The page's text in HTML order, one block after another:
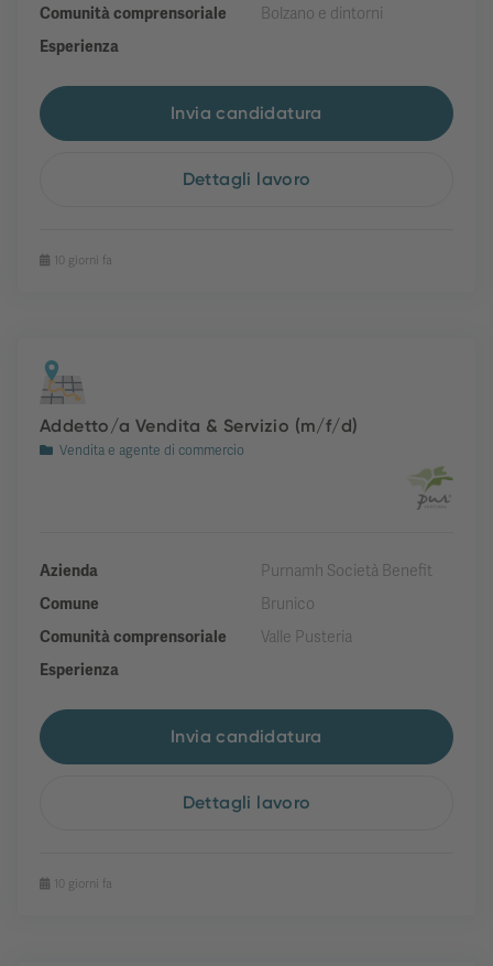
Comunità comprensoriale
Bolzano e dintorni
Esperienza
Invia candidatura
Dettagli lavoro
10 giorni fa
Addetto/a Vendita & Servizio (m/f/d)
Vendita e agente di commercio
Azienda
Purnamh Società Benefit
Comune
Brunico
Comunità comprensoriale
Valle Pusteria
Esperienza
Invia candidatura
Dettagli lavoro
10 giorni fa